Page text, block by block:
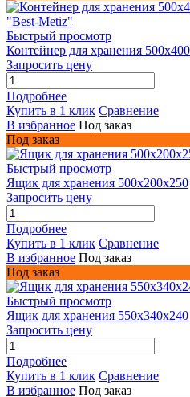
Быстрый просмотр
Контейнер для хранения
Запросить цену
Подробнее
Купить в 1 клик Сравнение
В избранное Под заказ
Под заказ
Быстрый просмотр
Ящик для хранения 500x200x250
Запросить цену
Подробнее
Купить в 1 клик Сравнение
В избранное Под заказ
Под заказ
Быстрый просмотр
Ящик для хранения 550х340х240
Запросить цену
Подробнее
Купить в 1 клик Сравнение
В избранное Под заказ